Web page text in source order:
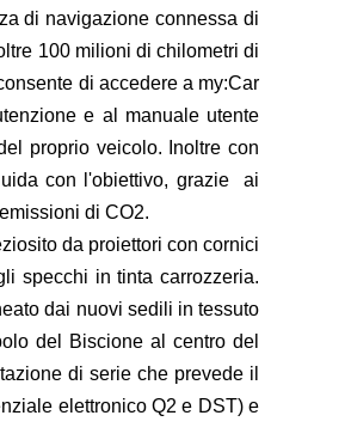
di navigazione connessa di
100 milioni di chilometri di
di accedere a my:Car
e al manuale utente
proprio veicolo. Inoltre con
con l'obiettivo, grazie ai
di CO2.
da proiettori con cornici
specchi in tinta carrozzeria.
dai nuovi sedili in tessuto
del Biscione al centro del
di serie che prevede il
elettronico Q2 e DST) e